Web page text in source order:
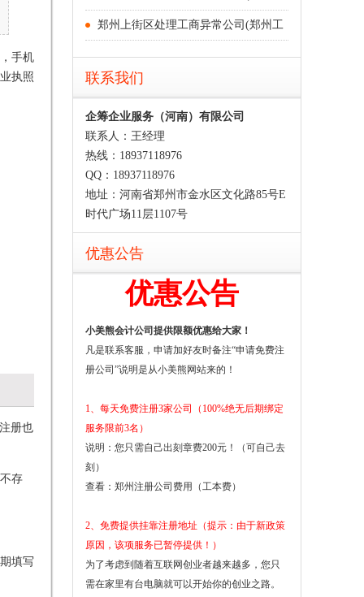
手机
执照
册也
存
填写
郑州上街区处理工商异常公司(郑州工
联系我们
企筹企业服务（河南）有限公司
联系人：王经理
热线：18937118976
QQ：18937118976
地址：河南省郑州市金水区文化路85号E
时代广场11层1107号
优惠公告
优惠公告
小美熊会计公司提供限额优惠给大家！
凡是联系客服，申请加好友时备注“申请免费注
册公司”说明是从小美熊网站来的！
1、每天免费注册3家公司（100%绝无后期绑定
服务限前3名）
说明：您只需自己出刻章费200元！（可自己去
刻）
查看： 郑州注册公司费用（工本费）
2、免费提供挂靠注册地址（提示：由于新政策
原因，该项服务已暂停提供！）
为了考虑到随着互联网创业者越来越多，您只
需在家里有台电脑就可以开始你的创业之路。